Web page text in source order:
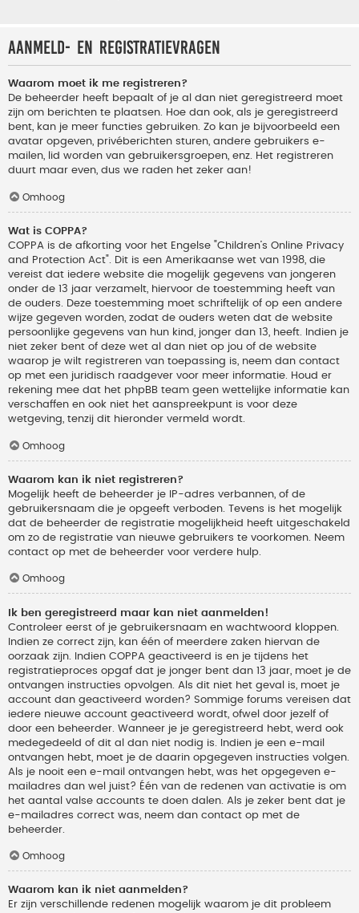
Aanmeld- en registratievragen
Waarom moet ik me registreren?
De beheerder heeft bepaalt of je al dan niet geregistreerd moet
zijn om berichten te plaatsen. Hoe dan ook, als je geregistreerd
bent, kan je meer functies gebruiken. Zo kan je bijvoorbeeld een
avatar opgeven, privéberichten sturen, andere gebruikers e-
mailen, lid worden van gebruikersgroepen, enz. Het registreren
duurt maar even, dus we raden het zeker aan!
Omhoog
Wat is COPPA?
COPPA is de afkorting voor het Engelse "Children’s Online Privacy
and Protection Act". Dit is een Amerikaanse wet van 1998, die
vereist dat iedere website die mogelijk gegevens van jongeren
onder de 13 jaar verzamelt, hiervoor de toestemming heeft van
de ouders. Deze toestemming moet schriftelijk of op een andere
wijze gegeven worden, zodat de ouders weten dat de website
persoonlijke gegevens van hun kind, jonger dan 13, heeft. Indien je
niet zeker bent of deze wet al dan niet op jou of de website
waarop je wilt registreren van toepassing is, neem dan contact
op met een juridisch raadgever voor meer informatie. Houd er
rekening mee dat het phpBB team geen wettelijke informatie kan
verschaffen en ook niet het aanspreekpunt is voor deze
wetgeving, tenzij dit hieronder vermeld wordt.
Omhoog
Waarom kan ik niet registreren?
Mogelijk heeft de beheerder je IP-adres verbannen, of de
gebruikersnaam die je opgeeft verboden. Tevens is het mogelijk
dat de beheerder de registratie mogelijkheid heeft uitgeschakeld
om zo de registratie van nieuwe gebruikers te voorkomen. Neem
contact op met de beheerder voor verdere hulp.
Omhoog
Ik ben geregistreerd maar kan niet aanmelden!
Controleer eerst of je gebruikersnaam en wachtwoord kloppen.
Indien ze correct zijn, kan één of meerdere zaken hiervan de
oorzaak zijn. Indien COPPA geactiveerd is en je tijdens het
registratieproces opgaf dat je jonger bent dan 13 jaar, moet je de
ontvangen instructies opvolgen. Als dit niet het geval is, moet je
account dan geactiveerd worden? Sommige forums vereisen dat
iedere nieuwe account geactiveerd wordt, ofwel door jezelf of
door een beheerder. Wanneer je je geregistreerd hebt, werd ook
medegedeeld of dit al dan niet nodig is. Indien je een e-mail
ontvangen hebt, moet je de daarin opgegeven instructies volgen.
Als je nooit een e-mail ontvangen hebt, was het opgegeven e-
mailadres dan wel juist? Één van de redenen van activatie is om
het aantal valse accounts te doen dalen. Als je zeker bent dat je
e-mailadres correct was, neem dan contact op met de
beheerder.
Omhoog
Waarom kan ik niet aanmelden?
Er zijn verschillende redenen mogelijk waarom je dit probleem